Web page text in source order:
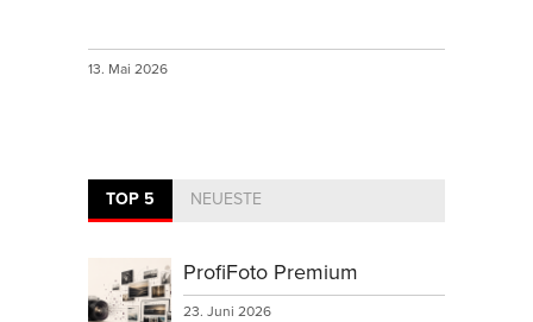
13. Mai 2026
TOP 5 NEUESTE
ProfiFoto Premium
23. Juni 2026